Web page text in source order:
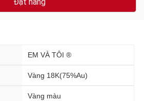
EM VÀ TÔI ®
Vàng 18K(75%Au)
Vàng màu